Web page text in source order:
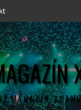
MAGAZÍN